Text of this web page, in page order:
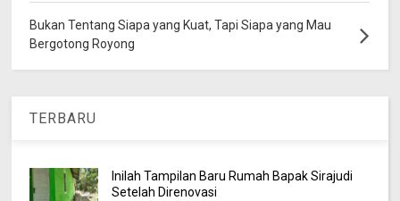
Bukan Tentang Siapa yang Kuat, Tapi Siapa yang Mau
Bergotong Royong
TERBARU
Inilah Tampilan Baru Rumah Bapak Sirajudi
Setelah Direnovasi